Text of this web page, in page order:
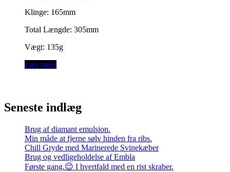
Klinge: 165mm
Total Længde: 305mm
Vægt: 135g
Læs mere
Seneste indlæg
Brug af diamant emulsion.
Min måde at fjerne sølv hinden fra ribs.
Chill Gryde med Marinerede Svinekæber
Brug og vedligeholdelse af Embla
Første gang.😉 I hvertfald med en rist skraber.